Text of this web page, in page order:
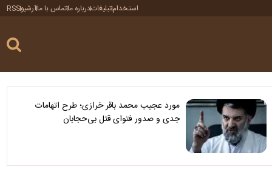
استخدامتبلیغاتدرباره ماتماس با ماآرشیوRSS
مورد عجیب محمد باقر خرازی؛ طرح اتهامات
جدی و صدور فتوای قتل بی‌حجابان